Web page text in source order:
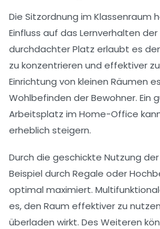
Die Sitzordnung im Klassenraum
Einfluss auf das Lernverhalten der
durchdachter Platz erlaubt es
zu konzentrieren und effektiver
Einrichtung von kleinen Räumen
Wohlbefinden der Bewohner. Ein
Arbeitsplatz im Home-Office
erheblich steigern.
Durch die geschickte Nutzung
Beispiel durch Regale oder
optimal maximiert.
es, den Raum effektiver zu
überladen wirkt. Des Weiteren